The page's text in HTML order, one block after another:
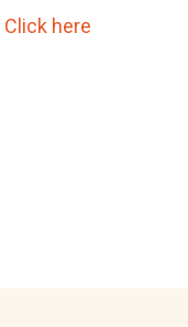
Click here